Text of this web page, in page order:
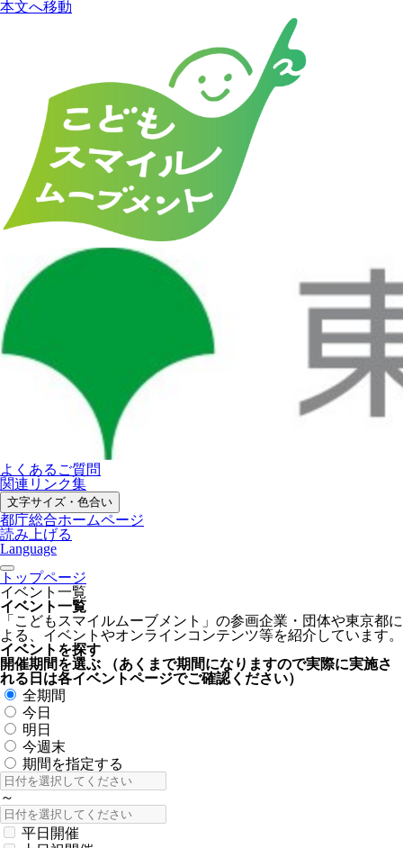
本文へ移動
よくあるご質問
関連リンク集
文字サイズ・色合い
都庁総合ホームページ
読み上げる
Language
トップページ
イベント一覧
イベント一覧
「こどもスマイルムーブメント」の参画企業・団体や東京都に
よる、イベントやオンラインコンテンツ等を紹介しています。
イベントを探す
開催期間を選ぶ
（あくまで期間になりますので実際に実施さ
れる日は各イベントページでご確認ください）
全期間
今日
明日
今週末
期間を指定する
～
平日開催